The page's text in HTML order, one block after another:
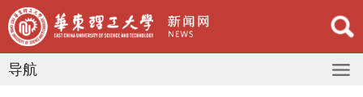
导航